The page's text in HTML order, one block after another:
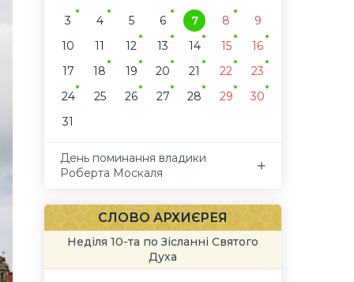
3
4 5 6 7 8
9
10
11 12 13 14 15
16
17
18 19 20 21 22
23
24
25 26 27 28 29
30
31
День поминання владики
Роберта Москаля
СЛОВО АРХИЄРЕЯ
Неділя 10-та по Зісланні Святого
Духа